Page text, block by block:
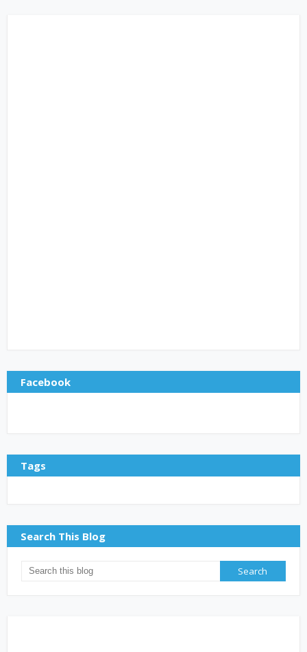
Facebook
Tags
Search This Blog